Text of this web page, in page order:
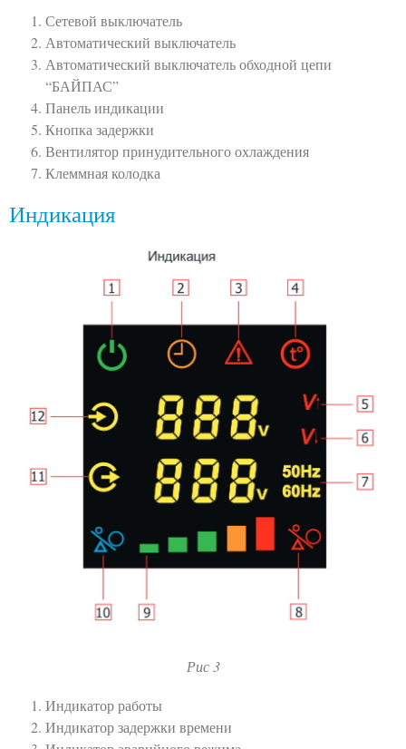
Сетевой выключатель
Автоматический выключатель
Автоматический выключатель обходной цепи
“БАЙПАС”
Панель индикации
Кнопка задержки
Вентилятор принудительного охлаждения
Клеммная колодка
Индикация
Рис 3
Индикатор работы
Индикатор задержки времени